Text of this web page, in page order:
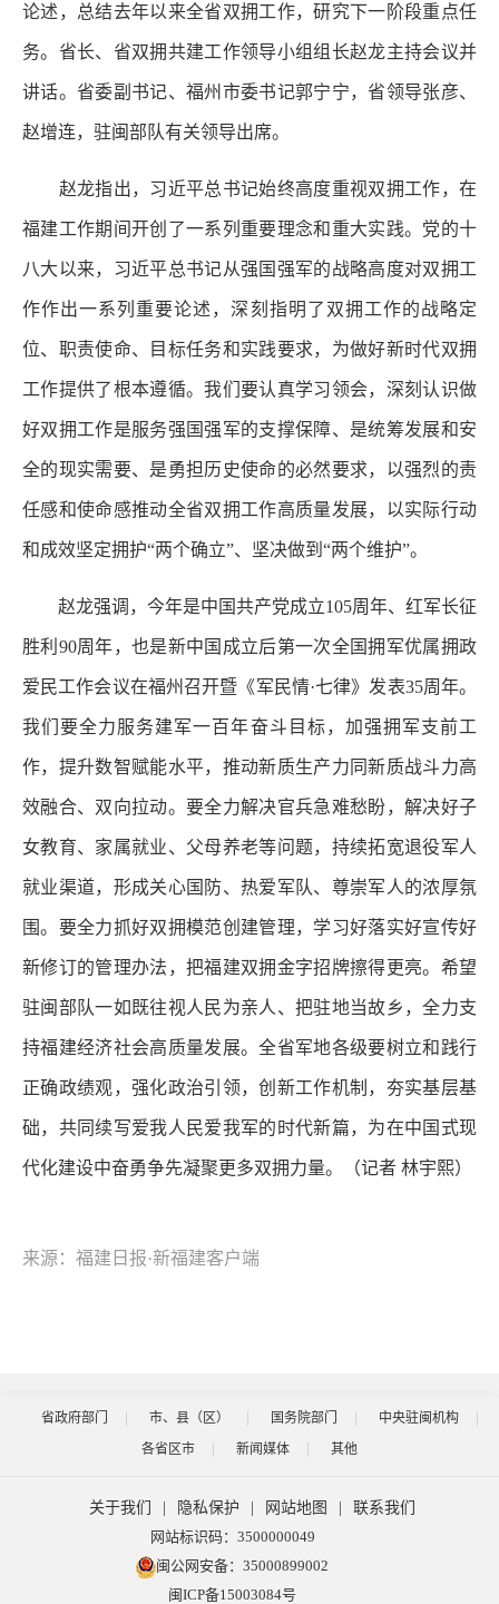
论述，总结去年以来全省双拥工作，研究下一阶段重点任
务。省长、省双拥共建工作领导小组组长赵龙主持会议并
讲话。省委副书记、福州市委书记郭宁宁，省领导张彦、
赵增连，驻闽部队有关领导出席。
赵龙指出，习近平总书记始终高度重视双拥工作，在
福建工作期间开创了一系列重要理念和重大实践。党的十
八大以来，习近平总书记从强国强军的战略高度对双拥工
作作出一系列重要论述，深刻指明了双拥工作的战略定
位、职责使命、目标任务和实践要求，为做好新时代双拥
工作提供了根本遵循。我们要认真学习领会，深刻认识做
好双拥工作是服务强国强军的支撑保障、是统筹发展和安
全的现实需要、是勇担历史使命的必然要求，以强烈的责
任感和使命感推动全省双拥工作高质量发展，以实际行动
和成效坚定拥护“两个确立”、坚决做到“两个维护”。
赵龙强调，今年是中国共产党成立105周年、红军长征
胜利90周年，也是新中国成立后第一次全国拥军优属拥政
爱民工作会议在福州召开暨《军民情·七律》发表35周年。
我们要全力服务建军一百年奋斗目标，加强拥军支前工
作，提升数智赋能水平，推动新质生产力同新质战斗力高
效融合、双向拉动。要全力解决官兵急难愁盼，解决好子
女教育、家属就业、父母养老等问题，持续拓宽退役军人
就业渠道，形成关心国防、热爱军队、尊崇军人的浓厚氛
围。要全力抓好双拥模范创建管理，学习好落实好宣传好
新修订的管理办法，把福建双拥金字招牌擦得更亮。希望
驻闽部队一如既往视人民为亲人、把驻地当故乡，全力支
持福建经济社会高质量发展。全省军地各级要树立和践行
正确政绩观，强化政治引领，创新工作机制，夯实基层基
础，共同续写爱我人民爱我军的时代新篇，为在中国式现
代化建设中奋勇争先凝聚更多双拥力量。（记者 林宇熙）
来源：福建日报·新福建客户端
省政府部门 市、县（区） 国务院部门
中央驻闽机构
各省区市
新闻媒体 其他
关于我们 隐私保护 网站地图
联系我们
网站标识码：3500000049
闽公网安备：35000899002
闽ICP备15003084号